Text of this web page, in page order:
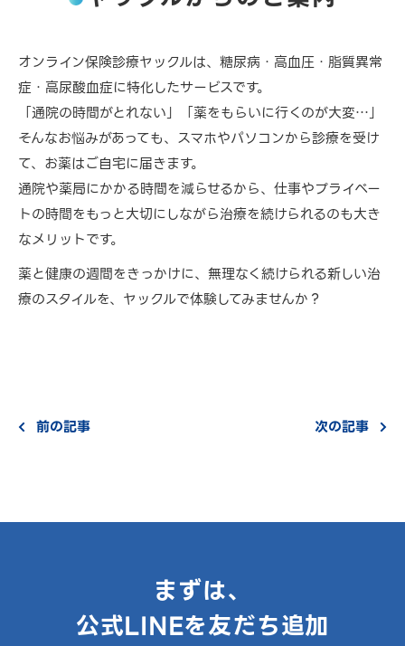
オンライン保険診療ヤックルは、糖尿病・高血圧・脂質異常
症・高尿酸血症に特化したサービスです。
「通院の時間がとれない」「薬をもらいに行くのが大変…」
そんなお悩みがあっても、スマホやパソコンから診療を受け
て、お薬はご自宅に届きます。
通院や薬局にかかる時間を減らせるから、仕事やプライベー
トの時間をもっと大切にしながら治療を続けられるのも大き
なメリットです。
薬と健康の週間をきっかけに、無理なく続けられる新しい治
療のスタイルを、ヤックルで体験してみませんか？
前の記事 次の記事
まずは、
公式LINEを友だち追加